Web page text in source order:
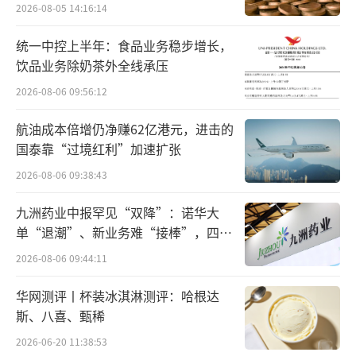
彼时，设计工具市场几乎被Adobe等巨头
垄断，且传统设计工具的本地化操作降低了协
作效率，Figma的愿景是打破这一局面。他们
看到了HTML5带来的跨平台协作的潜力，决心
打造一款基于浏览器的在线设计工具。
但创业起步并不平顺：空有概念，产品规
划方向、商业模式都不清晰。一次关键的建议
成为了促使Figma发展路径转变和最终成功颠
覆设计行业的重要契机。在硅谷风投公司 Greyl
ock 投资人 John Lilly的点拨下，Field“去找
Adobe CEO 请教”，求助意外启发了 Field，
也让一颗未来将冲击Adobe根基的种子就此埋
下。
2026-08-05 14:16:14
统一中控上半年：食品业务稳步增长，
饮品业务除奶茶外全线承压
2026-08-06 09:56:12
航油成本倍增仍净赚62亿港元，进击的
国泰靠“过境红利”加速扩张
2026-08-06 09:38:43
九洲药业中报罕见“双降”：诺华大
单“退潮”、新业务难“接棒”，四大
难关待闯
2026-08-06 09:44:11
华网测评丨杯装冰淇淋测评：哈根达
斯、八喜、甄稀
2026-06-20 11:38:53